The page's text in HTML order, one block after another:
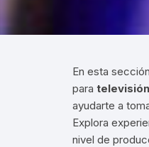
En esta
para
ayudarte a
Explora
nivel de